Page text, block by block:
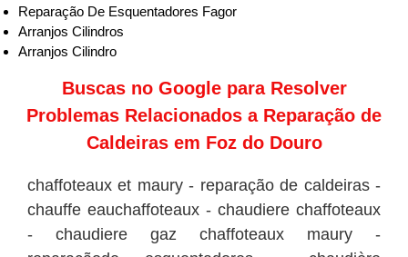
Reparação De Esquentadores Fagor
Arranjos Cilindros
Arranjos Cilindro
Buscas no Google para Resolver
Problemas Relacionados a Reparação de
Caldeiras em Foz do Douro
chaffoteaux et maury - reparação de caldeiras -
chauffe eauchaffoteaux - chaudiere chaffoteaux
- chaudiere gaz chaffoteaux maury -